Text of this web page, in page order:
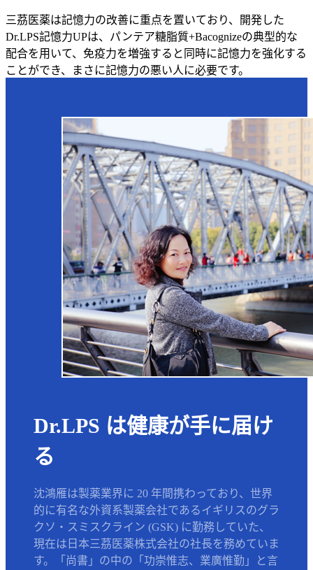
三茘医薬は記憶力の改善に重点を置いており、開発した
Dr.LPS記憶力UPは、パンテア糖脂質+Bacognizeの典型的な
配合を用いて、免疫力を増強すると同時に記憶力を強化する
ことができ、まさに記憶力の悪い人に必要です。
Dr.LPS は健康が手に届け
る
沈鴻雁は製薬業界に 20 年間携わっており、世界
的に有名な外資系製薬会社であるイギリスのグラ
クソ・スミスクライン (GSK) に勤務していた、
現在は日本三茘医薬株式会社の社長を務めていま
す。「尚書」の中の「功崇惟志、業廣惟勤」と言